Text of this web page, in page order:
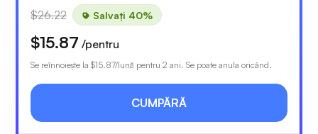
$26.22 Salvați 40%
$15.87 /pentru
Se reînnoiește la $15.87/lună pentru 2 ani. Se poate anula oricând.
CUMPĂRĂ